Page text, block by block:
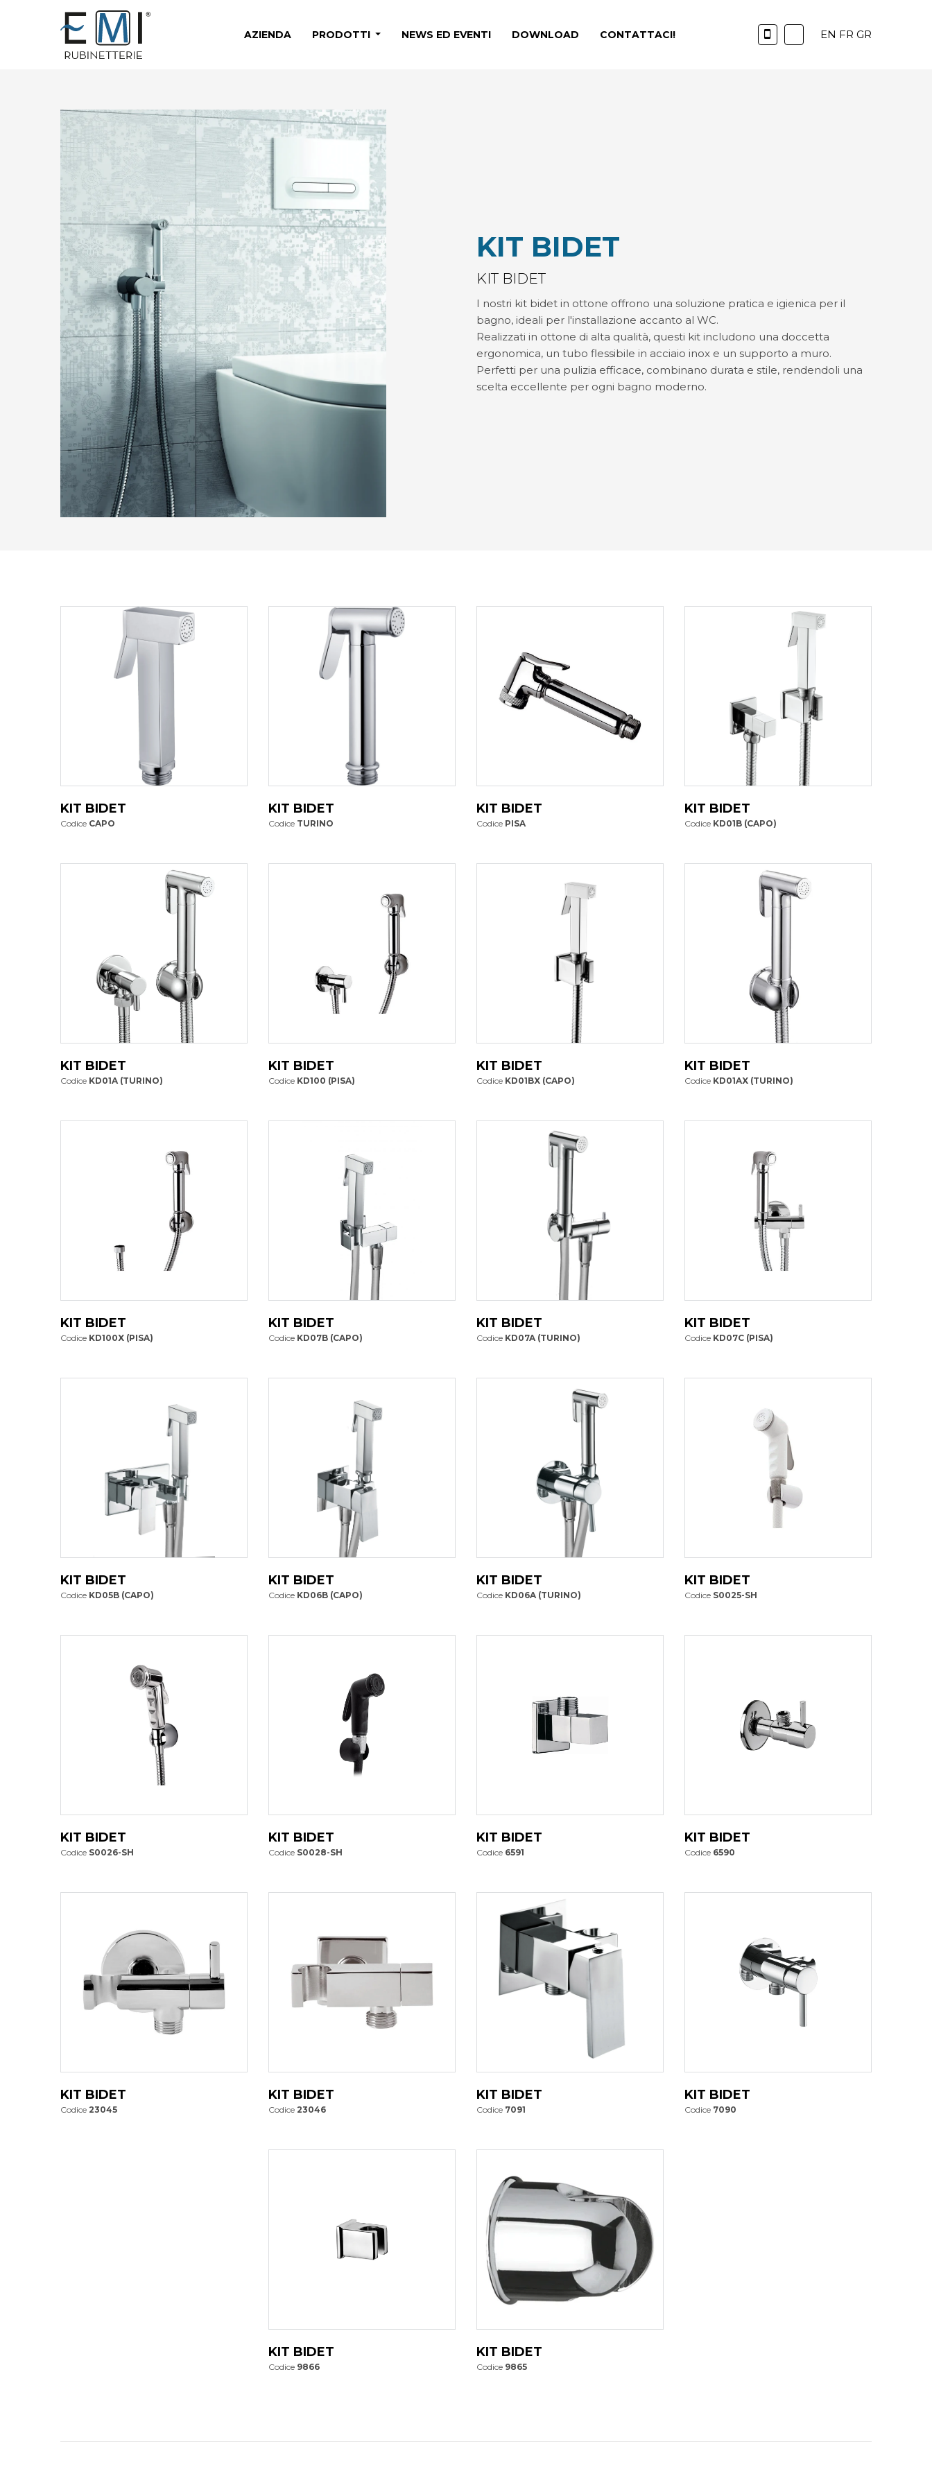
AZIENDA PRODOTTI NEWS ED EVENTI DOWNLOAD CONTATTACI! EN FR GR
KIT BIDET
KIT BIDET
I nostri kit bidet in ottone offrono una soluzione pratica e igienica per il
bagno, ideali per l'installazione accanto al WC.
Realizzati in ottone di alta qualità, questi kit includono una doccetta
ergonomica, un tubo flessibile in acciaio inox e un supporto a muro.
Perfetti per una pulizia efficace, combinano durata e stile, rendendoli una
scelta eccellente per ogni bagno moderno.
KIT BIDET
Codice CAPO
KIT BIDET
Codice TURINO
KIT BIDET
Codice PISA
KIT BIDET
Codice KD01B (CAPO)
KIT BIDET
Codice KD01A (TURINO)
KIT BIDET
Codice KD100 (PISA)
KIT BIDET
Codice KD01BX (CAPO)
KIT BIDET
Codice KD01AX (TURINO)
KIT BIDET
Codice KD100X (PISA)
KIT BIDET
Codice KD07B (CAPO)
KIT BIDET
Codice KD07A (TURINO)
KIT BIDET
Codice KD07C (PISA)
KIT BIDET
Codice KD05B (CAPO)
KIT BIDET
Codice KD06B (CAPO)
KIT BIDET
Codice KD06A (TURINO)
KIT BIDET
Codice S0025-SH
KIT BIDET
Codice S0026-SH
KIT BIDET
Codice S0028-SH
KIT BIDET
Codice 6591
KIT BIDET
Codice 6590
KIT BIDET
Codice 23045
KIT BIDET
Codice 23046
KIT BIDET
Codice 7091
KIT BIDET
Codice 7090
KIT BIDET
Codice 9866
KIT BIDET
Codice 9865